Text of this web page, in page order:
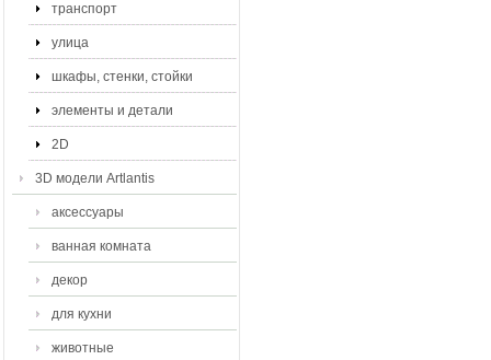
транспорт
улица
шкафы, стенки, стойки
элементы и детали
2D
3D модели Artlantis
аксессуары
ванная комната
декор
для кухни
животные